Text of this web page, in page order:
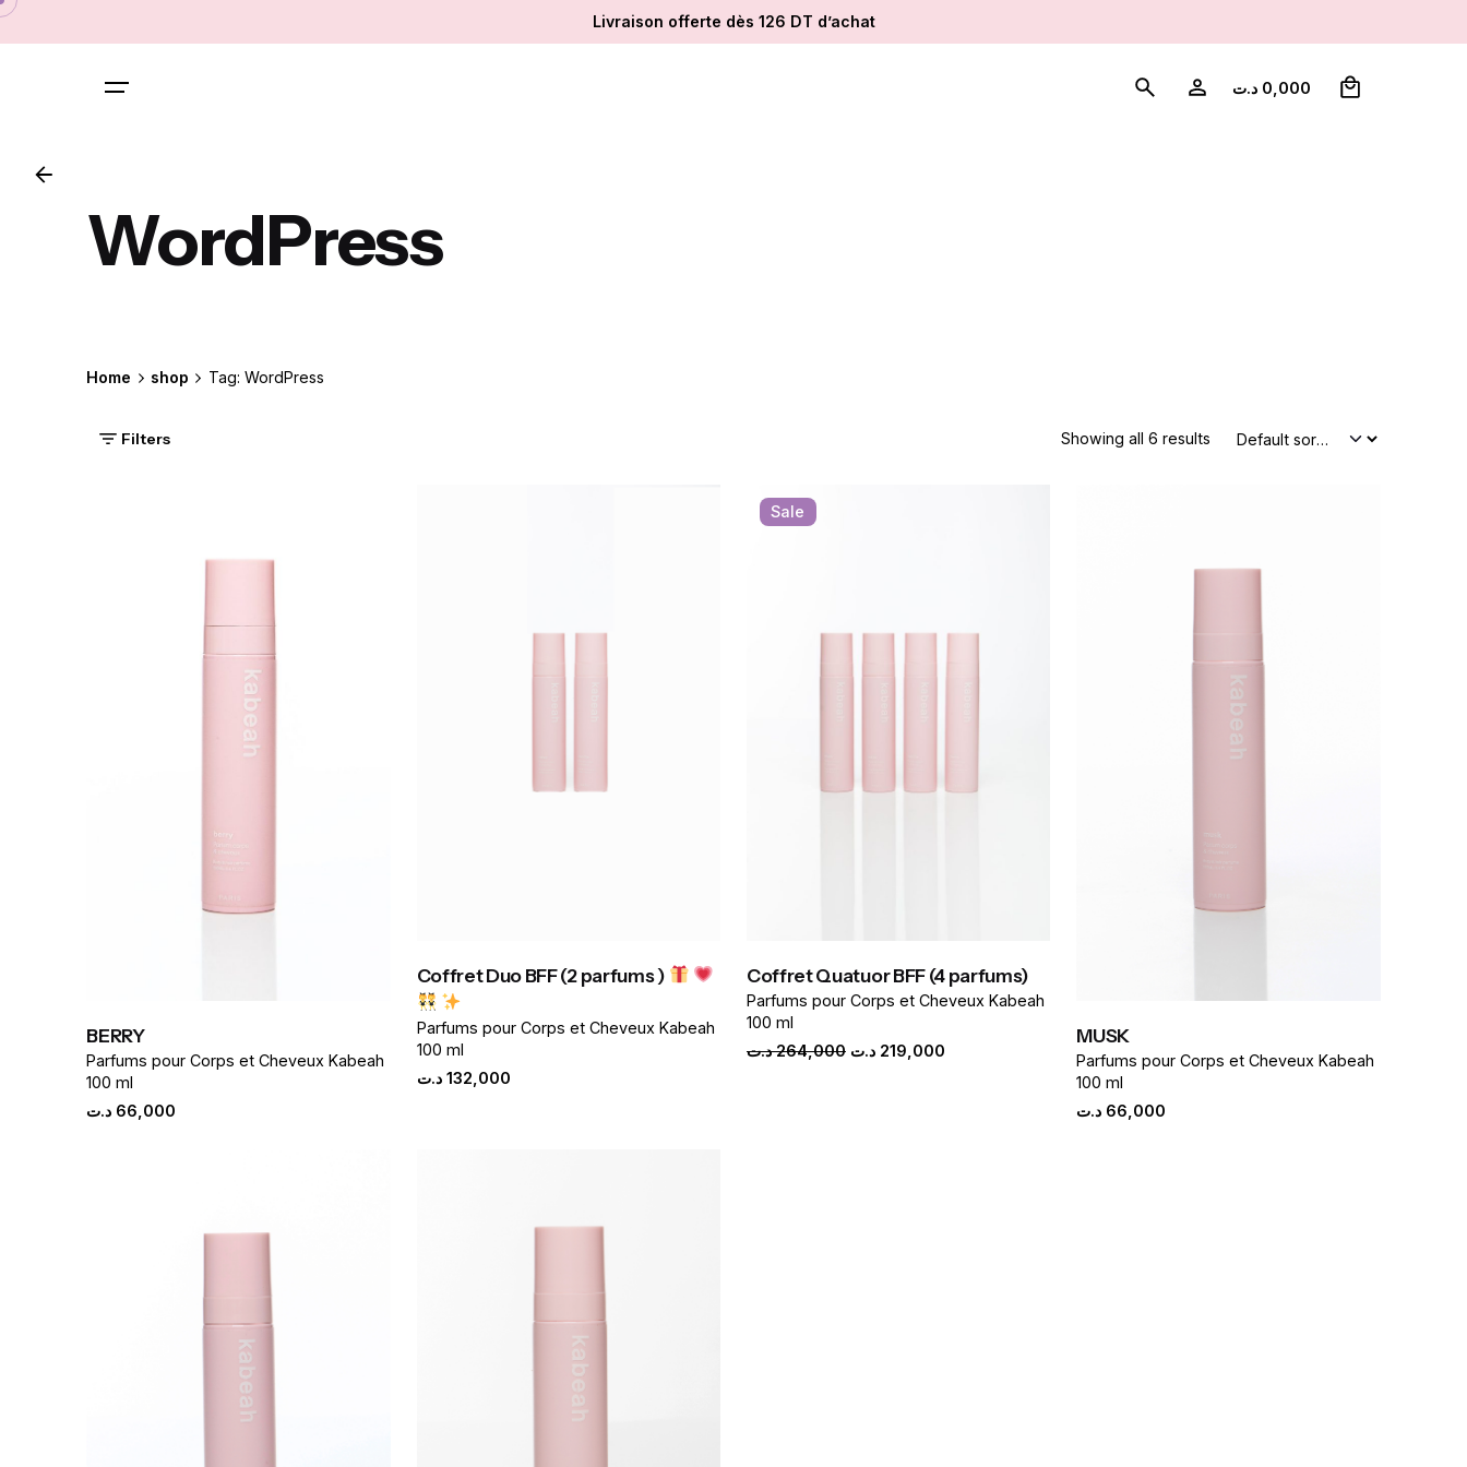
Skip
to
Livraison offerte dès 126 DT d’achat
0,000 د.ت
WordPress
Home shop Tag: WordPress
Filters Showing all 6 results
BERRY
Parfums pour Corps et Cheveux Kabeah
100 ml
66,000 د.ت
Coffret Duo BFF (2 parfums )
Parfums pour Corps et Cheveux Kabeah
100 ml
132,000 د.ت
Sale
Coffret Quatuor BFF (4 parfums)
Parfums pour Corps et Cheveux Kabeah
100 ml
264,000 د.ت
Original219,000 د.ت
Current
MUSK
Parfums pour Corps et Cheveux Kabeah
100 ml
66,000 د.ت